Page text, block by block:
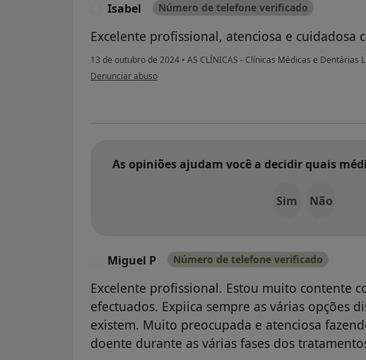
Isabel Número de telefone verificado
Excelente profissional, atenciosa e cuidadosa
13 de outubro de 2024 • AS CLÍNICAS - Clínicas Médicas e Dentárias
na opinião do utilizador Isabel
Denunciar abuso
As opiniões ajudam você a decidir quais
Sim Não
Miguel P Número de telefone verificado
Excelente profissional. Estou muito contente
efectuados. Expiica sempre as várias opções
existem. Muito preocupada e atenciosa
doente durante as várias fases dos